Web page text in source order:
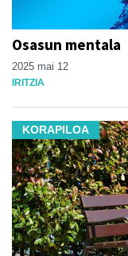
Osasun mentala
2025 mai 12
IRITZIA
KORAPILOA